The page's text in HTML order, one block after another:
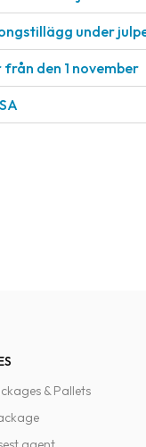
under
den 1 november
& Pallets